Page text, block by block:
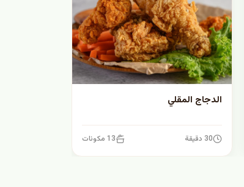
الدجاج المقلي
30 دقيقة 13 مكونات